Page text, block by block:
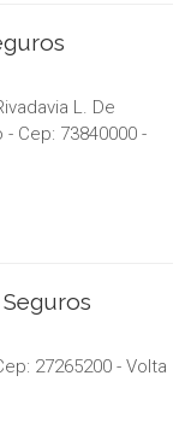
L. De
- Cep: 73840000 -
27265200 - Volta